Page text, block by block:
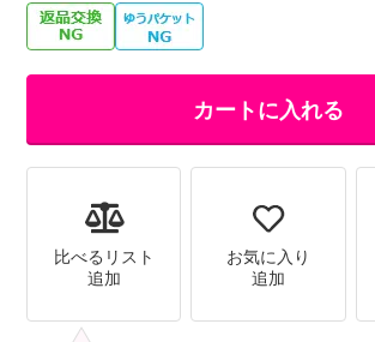
カートに入れる
比べるリスト
追加
お気に入り
追加